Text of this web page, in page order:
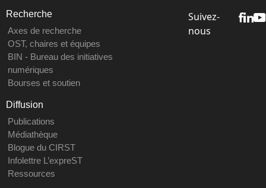
Recherche
Axes de recherche
OST, chaires et équipes
BIN - Bureau des initiatives
numériques
Bourses et soutien
Diffusion
Publications
Médiathèque
Blogue du CIRST
Infolettre L’expreST
Ressources
Suivez-
nous